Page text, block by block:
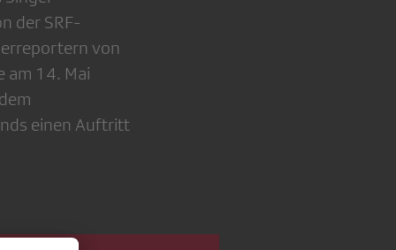
der SRF-
von
am 14. Mai
einen Auftritt